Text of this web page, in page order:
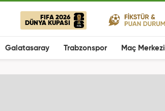
FIFA 2026
DÜNYA KUPASI
Galatasaray Trabzonspor Maç Merkezi